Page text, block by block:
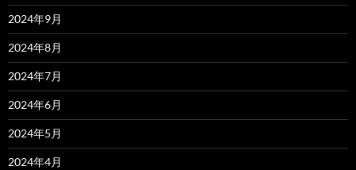
2024年9月
2024年8月
2024年7月
2024年6月
2024年5月
2024年4月